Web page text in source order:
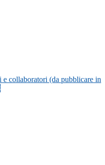
e collaboratori (da pubblicare in